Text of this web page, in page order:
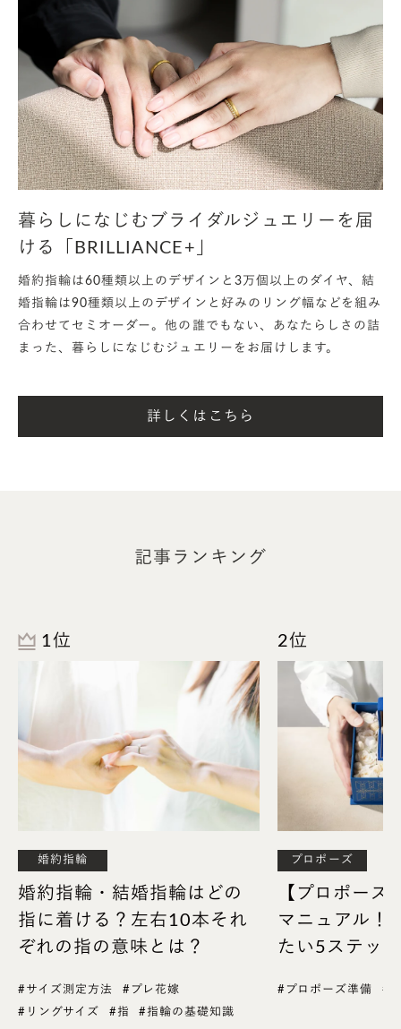
二人で作ったものを一緒に食べる味わい深さもまた
今年も幸せに過ごせるよう願いを込めて、ぜひ二人で
作ってみてください。
レシピ監修
暮らしになじむブライダルジュエリーを届
ける「BRILLIANCE+」
婚約指輪は60種類以上のデザインと3万個以上のダイヤ、結
婚指輪は90種類以上のデザインと好みのリング幅などを組み
合わせてセミオーダー。他の誰でもない、あなたらしさの詰
まった、暮らしになじむジュエリーをお届けします。
詳しくはこちら
記事ランキング
1位
婚約指輪
婚約指輪・結婚指輪はどの
指に着ける？左右10本それ
ぞれの指の意味とは？
#サイズ測定方法
#プレ花嫁
#リングサイズ
#指 #指輪の基礎知識
2位
プロポーズ
【プロポーズ
マニュアル！
たい5ステッ
#プロポーズ準備 #